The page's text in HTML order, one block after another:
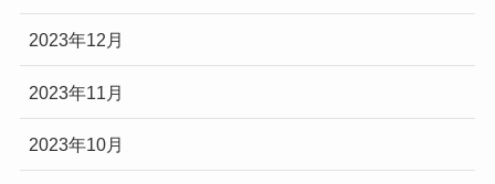
2023年12月
2023年11月
2023年10月